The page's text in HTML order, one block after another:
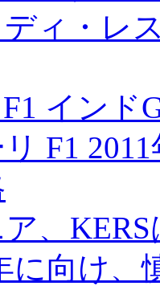
ディ・レ
F1 イン
リ F1
ア、
に向け